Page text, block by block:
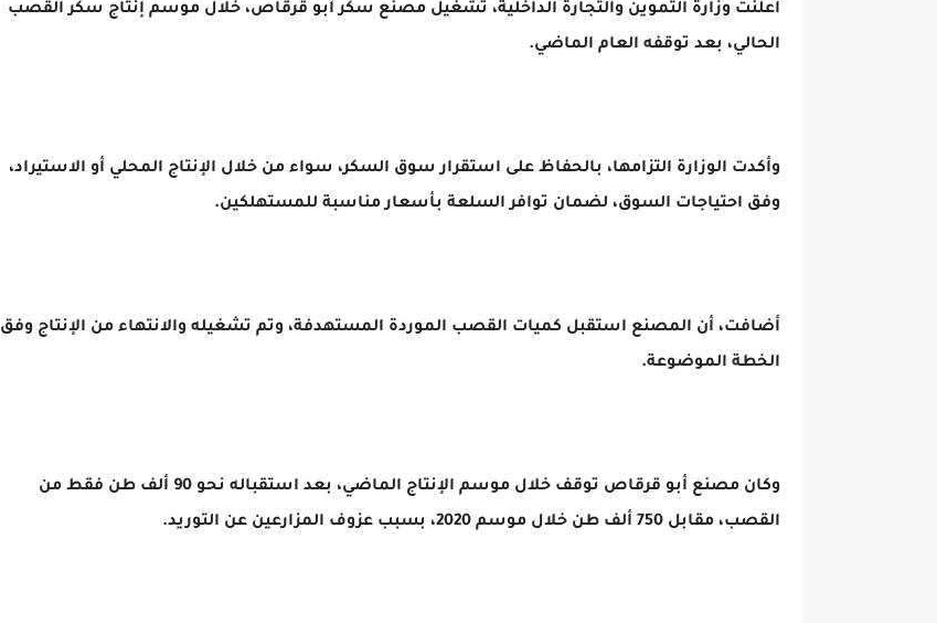
أعلنت وزارة التموين والتجارة الداخلية، تشغيل مصنع سكر أبو قرقاص، خلال موسم إنتاج سكر القصب
الحالي، بعد توقفه العام الماضي.
وأكدت الوزارة التزامها، بالحفاظ على استقرار سوق السكر، سواء من خلال الإنتاج المحلي أو الاستيراد،
وفق احتياجات السوق، لضمان توافر السلعة بأسعار مناسبة للمستهلكين.
أضافت، أن المصنع استقبل كميات القصب الموردة المستهدفة، وتم تشغيله والانتهاء من الإنتاج وفق
الخطة الموضوعة.
وكان مصنع أبو قرقاص توقف خلال موسم الإنتاج الماضي، بعد استقباله نحو 90 ألف طن فقط من
القصب، مقابل 750 ألف طن خلال موسم 2020، بسبب عزوف المزارعين عن التوريد.